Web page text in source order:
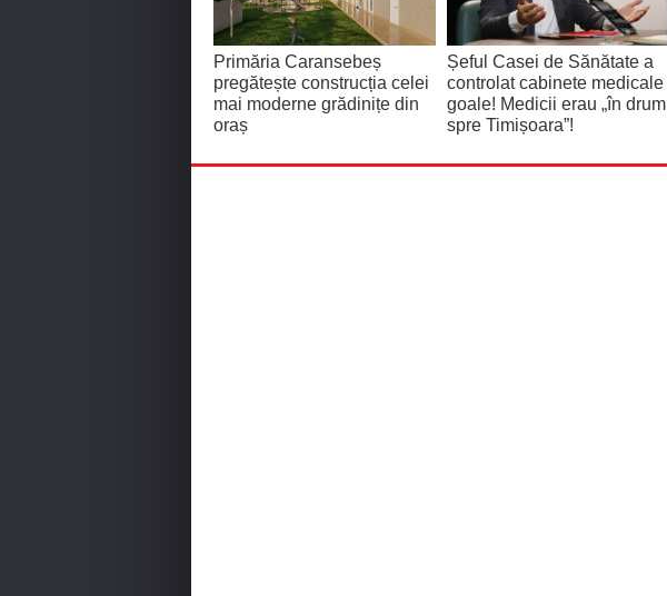
Primăria Caransebeș
pregătește construcția celei
mai moderne grădinițe din
oraș
Șeful Casei de Sănătate a
controlat cabinete medicale
goale! Medicii erau „în drum
spre Timișoara”!